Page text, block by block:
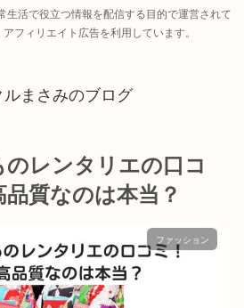
生活で役立つ情報を配信する目的で運営されて
フィリエイト広告を利用しています。
ルまさみのブログ
のレンタリエの口コ
品質なのは本当？
ファッション